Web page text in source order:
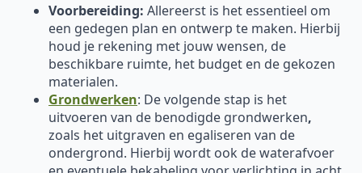
Voorbereiding: Allereerst is het essentieel om
een gedegen plan en ontwerp te maken. Hierbij
houd je rekening met jouw wensen, de
beschikbare ruimte, het budget en de gekozen
materialen.
Grondwerken: De volgende stap is het
uitvoeren van de benodigde grondwerken,
zoals het uitgraven en egaliseren van de
ondergrond. Hierbij wordt ook de waterafvoer